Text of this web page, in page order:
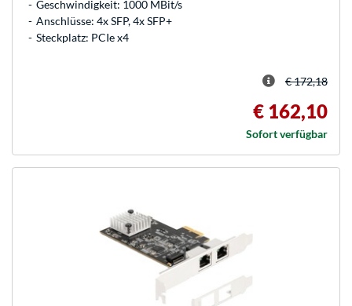
Geschwindigkeit: 1000 MBit/s
Anschlüsse: 4x SFP, 4x SFP+
Steckplatz: PCIe x4
€ 172,18
€ 162,10
Sofort verfügbar